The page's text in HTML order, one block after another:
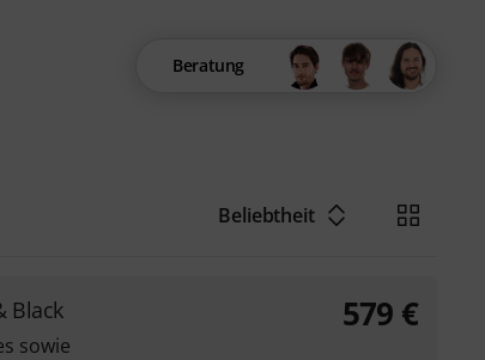
Beratung
Beliebtheit
Black
sowie
579 €